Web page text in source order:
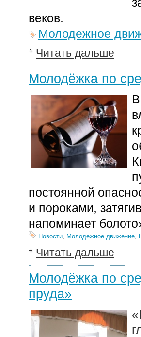
веков.
Молодежное
Читать дальше
Молодёжка по
постоянной
и пороками,
напоминает
Новости, Молодежное движение,
Читать дальше
Молодёжка по
пруда»